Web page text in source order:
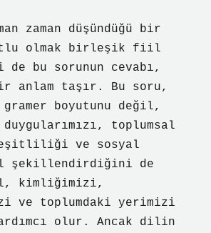
zaman düşündüğü bir
olmak birleşik fiil
bu sorunun cevabı,
anlam taşır. Bu soru,
boyutunu değil,
duygularımızı, toplumsal
ve sosyal
şekillendirdiğini de
kimliğimizi,
toplumdaki yerimizi
olur. Ancak dilin